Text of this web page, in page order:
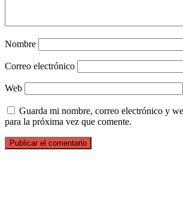
Nombre
Correo electrónico
Web
Guarda mi nombre, correo electrónico y
para la próxima vez que comente.